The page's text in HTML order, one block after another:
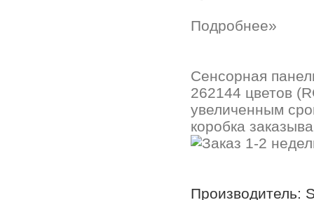
Подробнее»
Сенсорная
262144 цветов
увеличенным
коробка
Производитель: